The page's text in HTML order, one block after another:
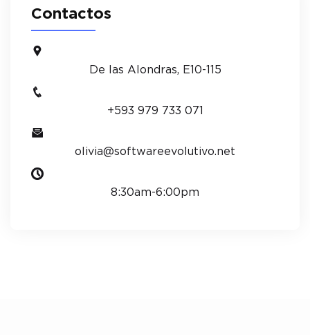
Contactos
De las Alondras, E10-115
+593 979 733 071
olivia@softwareevolutivo.net
8:30am-6:00pm